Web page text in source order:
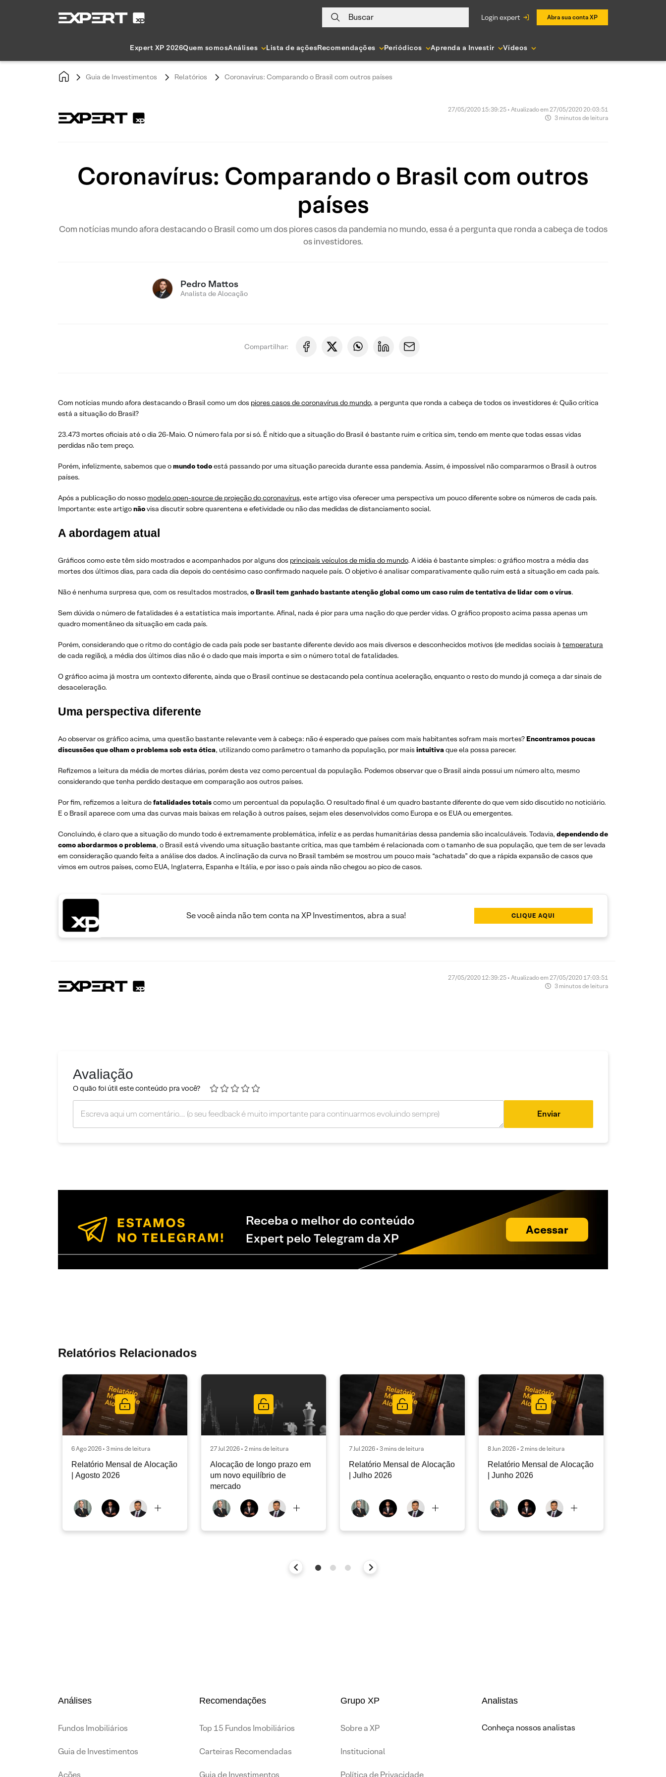
Buscar login expert Abra sua conta XP
Expert XP 2026Quem somosAnálises Lista de açõesRecomendações Periódicos Aprenda a Investir Vídeos
Guia de Investimentos Relatórios Coronavírus: Comparando o Brasil com outros países
27/05/2020 15:39:25 • Atualizado em 27/05/2020 20:03:51
3 minutos de leitura
Coronavírus: Comparando o Brasil com outros
países
Com notícias mundo afora destacando o Brasil como um dos piores casos da pandemia no mundo, essa é a pergunta que ronda a cabeça de todos
os investidores.
Pedro Mattos
Analista de Alocação
Compartilhar:
Com notícias mundo afora destacando o Brasil como um dos piores casos de coronavírus do mundo, a pergunta que ronda a cabeça de todos os investidores é: Quão crítica
está a situação do Brasil?
23.473 mortes oficiais até o dia 26-Maio. O número fala por si só. É nítido que a situação do Brasil é bastante ruim e crítica sim, tendo em mente que todas essas vidas
perdidas não tem preço.
Porém, infelizmente, sabemos que omundo todoestá passando por uma situação parecida durante essa pandemia. Assim, é impossível não compararmos o Brasil à outros
países.
Após a publicação do nosso modelo open-source de projeção do coronavírus, este artigo visa oferecer uma perspectiva um pouco diferente sobre os números de cada país.
Importante: este artigonãovisa discutir sobre quarentena e efetividade ou não das medidas de distanciamento social.
A abordagem atual
Gráficos como este têm sido mostrados e acompanhados por alguns dos principais veículos de mídia do mundo. A idéia é bastante simples: o gráfico mostra a média das
mortes dos últimos dias, para cada dia depois do centésimo caso confirmado naquele país. O objetivo é analisar comparativamente quão ruim está a situação em cada país.
Não é nenhuma surpresa que, com os resultados mostrados, o Brasil tem ganhado bastante atenção global como um caso ruim de tentativa de lidar com o vírus.
Sem dúvida o número de fatalidades é a estatística mais importante. Afinal, nada é pior para uma nação do que perder vidas. O gráfico proposto acima passa apenas um
quadro momentâneo da situação em cada país.
Porém, considerando que o ritmo do contágio de cada país pode ser bastante diferente devido aos mais diversos e desconhecidos motivos (de medidas sociais à temperatura
de cada região), a média dos últimos dias não é o dado que mais importa e sim o número total de fatalidades.
O gráfico acima já mostra um contexto diferente, ainda que o Brasil continue se destacando pela contínua aceleração, enquanto o resto do mundo já começa a dar sinais de
desaceleração.
Uma perspectiva diferente
Ao observar os gráfico acima, uma questão bastante relevante vem à cabeça: não é esperado que países com mais habitantes sofram mais mortes? Encontramos poucas
discussões que olham o problema sob esta ótica, utilizando como parâmetro o tamanho da população, por mais intuitivaque ela possa parecer.
Refizemos a leitura da média de mortes diárias, porém desta vez como percentual da população. Podemos observar que o Brasil ainda possui um número alto, mesmo
considerando que tenha perdido destaque em comparação aos outros países.
Por fim, refizemos a leitura defatalidades totaiscomo um percentual da população. O resultado final é um quadro bastante diferente do que vem sido discutido no noticiário.
E o Brasil aparece com uma das curvas mais baixas em relação à outros países, sejam eles desenvolvidos como Europa e os EUA ou emergentes.
Concluindo, é claro que a situação do mundo todo é extremamente problemática, infeliz e as perdas humanitárias dessa pandemia são incalculáveis. Todavia, dependendo de
como abordarmos o problema, o Brasil está vivendo uma situação bastante crítica, mas que também é relacionada com o tamanho de sua população, que tem de ser levada
em consideração quando feita a análise dos dados. A inclinação da curva no Brasil também se mostrou um pouco mais “achatada” do que a rápida expansão de casos que
vimos em outros países, como EUA, Inglaterra, Espanha e Itália, e por isso o país ainda não chegou ao pico de casos.
Se você ainda não tem conta na XP Investimentos, abra a sua! CLIQUE AQUI
27/05/2020 12:39:25 • Atualizado em 27/05/2020 17:03:51
3 minutos de leitura
Avaliação
O quão foi útil este conteúdo pra você?
Enviar
Receba o melhor do conteúdo
Expert pelo Telegram da XP
Acessar
Relatórios Relacionados
6 Ago 2026 • 3 mins de leitura
Relatório Mensal de Alocação
| Agosto 2026
27 Jul 2026 • 2 mins de leitura
Alocação de longo prazo em
um novo equilíbrio de
mercado
7 Jul 2026 • 3 mins de leitura
Relatório Mensal de Alocação
| Julho 2026
8 Jun 2026 • 2 mins de leitura
Relatório Mensal de Alocação
| Junho 2026
Análises
Fundos Imobiliários
Guia de Investimentos
Ações
Recomendações
Top 15 Fundos Imobiliários
Carteiras Recomendadas
Guia de Investimentos
Grupo XP
Sobre a XP
Institucional
Política de Privacidade
Analistas
Conheça nossos analistas